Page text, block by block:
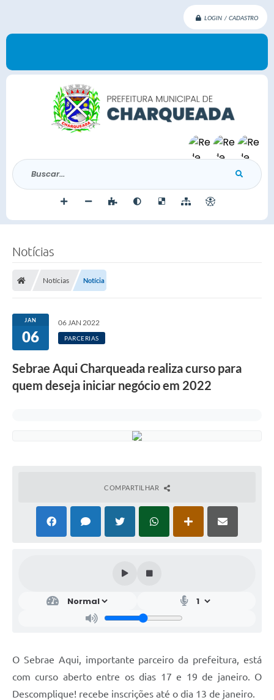
LOGIN / CADASTRO
Buscar...
Notícias
Notícias Notícia
JAN
06
06 JAN 2022
PARCERIAS
Sebrae Aqui Charqueada realiza curso para
quem deseja iniciar negócio em 2022
COMPARTILHAR
O Sebrae Aqui, importante parceiro da prefeitura, está
com curso aberto entre os dias 17 e 19 de janeiro. O
Descomplique! recebe inscrições até o dia 13 de janeiro.